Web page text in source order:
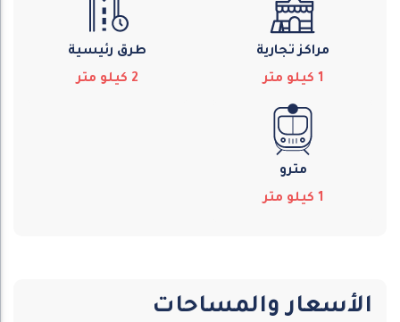
مراكز تجارية
1 كيلو متر
طرق رئيسية
2 كيلو متر
مترو
1 كيلو متر
الأسعار والمساحات